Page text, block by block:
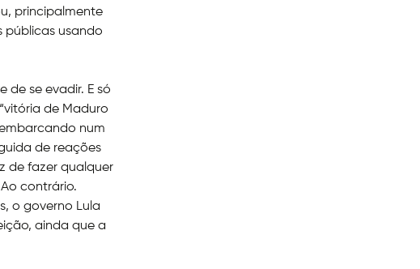
principalmente
públicas usando
de se evadir. E só
de Maduro
num
de reações
de fazer qualquer
contrário.
o governo Lula
ainda que a